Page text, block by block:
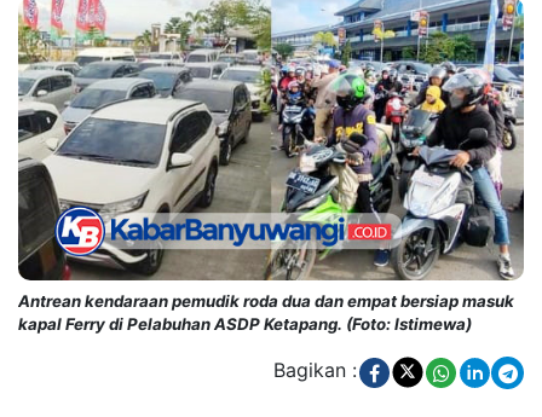
Antrean kendaraan pemudik roda dua dan empat bersiap masuk
kapal Ferry di Pelabuhan ASDP Ketapang. (Foto: Istimewa)
Bagikan :